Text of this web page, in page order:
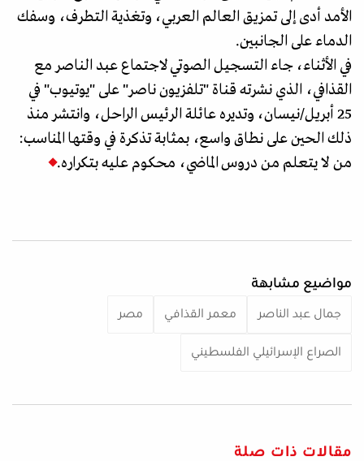
الأمد أدى إلى تمزيق العالم العربي، وتغذية التطرف، وسفك
الدماء على الجانبين.
في الأثناء، جاء التسجيل الصوتي لاجتماع عبد الناصر مع
القذافي، الذي نشرته قناة "تلفزيون ناصر" على "يوتيوب" في
25 أبريل/نيسان، وتديره عائلة الرئيس الراحل، وانتشر منذ
ذلك الحين على نطاق واسع، بمثابة تذكرة في وقتها المناسب:
من لا يتعلم من دروس الماضي، محكوم عليه بتكراره.
مواضيع مشابهة
جمال عبد الناصر معمر القذافي مصر
الصراع الإسرائيلي الفلسطيني
مقالات ذات صلة